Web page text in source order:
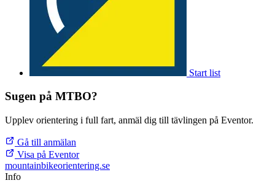
Start list
Sugen på MTBO?
Upplev orientering i full fart, anmäl dig till tävlingen på Eventor.
Gå till anmälan
Visa på Eventor
mountainbikeorientering.se
Info